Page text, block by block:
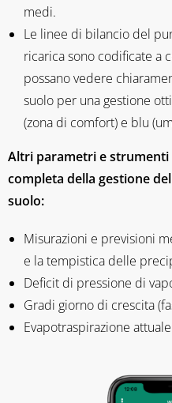
medi.
Le linee di bilancio del
ricarica sono codificate a
possano vedere
suolo per una gestione
(zona di comfort) e blu
Altri parametri e
completa della gestione
suolo:
Misurazioni e previsioni
e la tempistica delle
Deficit di pressione di
Gradi giorno di crescita
Evapotraspirazione